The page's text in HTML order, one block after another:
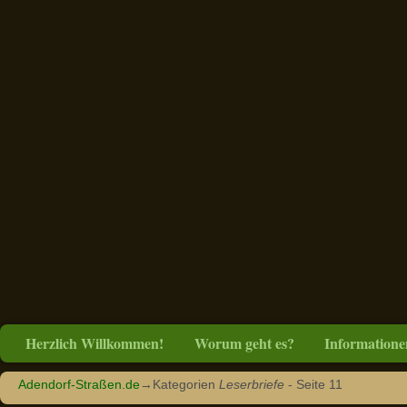
Herzlich Willkommen! Worum geht es?
Adendorf-Straßen.de→Kategorien Leserbriefe - Seite 11